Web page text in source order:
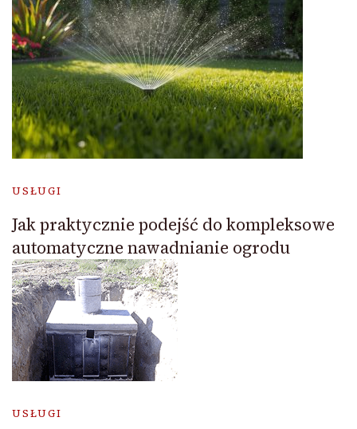
USŁUGI
Jak praktycznie podejść do kompleksowe
automatyczne nawadnianie ogrodu
USŁUGI